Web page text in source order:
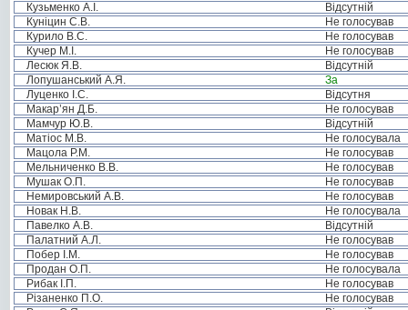
Кузьменко А.І.
Відсутній
Куніцин С.В.
Не голосував
Курило В.С.
Не голосував
Кучер М.І.
Не голосував
Лесюк Я.В.
Відсутній
Лопушанський А.Я.
За
Луценко І.С.
Відсутня
Макар’ян Д.Б.
Не голосував
Мамчур Ю.В.
Відсутній
Матіос М.В.
Не голосувала
Мацола Р.М.
Не голосував
Мельниченко В.В.
Не голосував
Мушак О.П.
Не голосував
Немировський А.В.
Не голосував
Новак Н.В.
Не голосувала
Павелко А.В.
Відсутній
Палатний А.Л.
Не голосував
Побер І.М.
Не голосував
Продан О.П.
Не голосувала
Рибак І.П.
Не голосував
Різаненко П.О.
Не голосував